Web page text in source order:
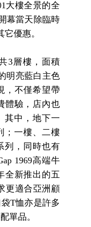
大樓全景的全
幕當天除臨時
優惠。
3層樓，面積
明亮藍白主色
，不僅希望帶
體驗，店內也
其中，地下一
；一樓、二樓
列，同時也有
1969高端牛
全新推出的五
更適合亞洲顧
T恤亦是許多
單品。